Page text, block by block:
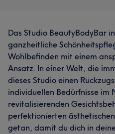
Das Studio BeautyBodyBar
ganzheitliche
Wohlbefinden mit einem
Ansatz. In einer Welt, die
dieses Studio einen
individuellen Bedürfnisse im
revitalisierenden
perfektionierten
getan, damit du dich in